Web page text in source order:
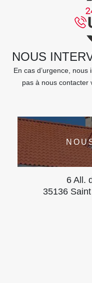
NOUS
En cas d’urgence, nous
pas à nous contacter
6 All.
35136